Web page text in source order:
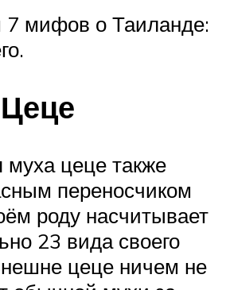
7 мифов о Таиланде:
цеце также
переносчиком
роду насчитывает
23 вида своего
цеце ничем не